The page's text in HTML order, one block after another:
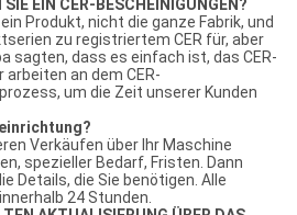
EIN CER-BESCHEINIGUNGEN?
Produkt, nicht die ganze Fabrik, und
zu registriertem CER für, aber
sagten, dass es einfach ist, das CER-
arbeiten an dem CER-
um die Zeit unserer Kunden
Verkäufen über Ihr Maschine
spezieller Bedarf, Fristen. Dann
Details, die Sie benötigen. Alle
24 Stunden.